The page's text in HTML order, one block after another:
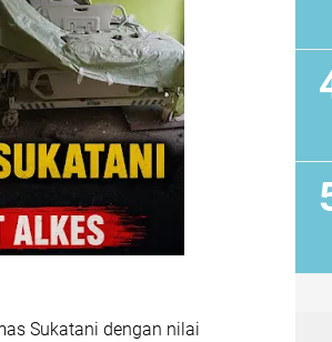
Sukatani dengan nilai